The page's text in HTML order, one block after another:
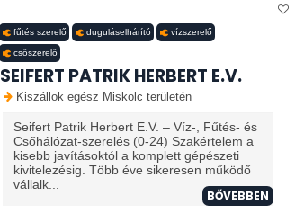
fűtés szerelő duguláselhárító vízszerelő
csőszerelő
SEIFERT PATRIK HERBERT E.V.
Kiszállok egész Miskolc területén
Seifert Patrik Herbert E.V. – Víz-, Fűtés- és
Csőhálózat-szerelés (0-24) Szakértelem a
kisebb javításoktól a komplett gépészeti
kivitelezésig. Több éve sikeresen működő
vállalk...
BŐVEBBEN